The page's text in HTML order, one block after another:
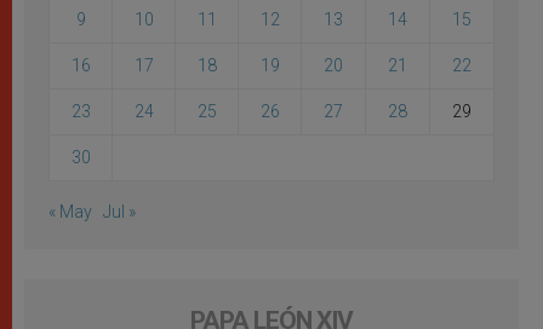
9 10 11 12 13 14 15
16 17 18 19 20 21 22
23 24 25 26 27 28 29
30
« May Jul »
PAPA LEÓN XIV